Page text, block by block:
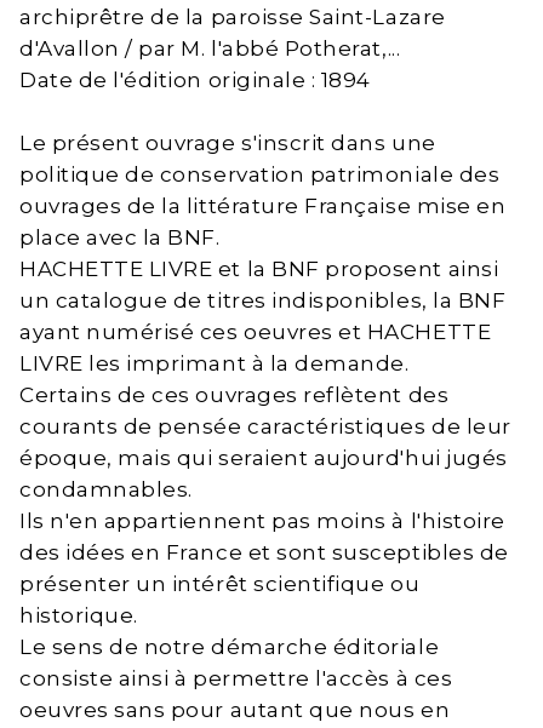
archiprêtre de la paroisse Saint-Lazare
d'Avallon / par M. l'abbé Potherat,...
Date de l'édition originale : 1894
Le présent ouvrage s'inscrit dans une
politique de conservation patrimoniale des
ouvrages de la littérature Française mise en
place avec la BNF.
HACHETTE LIVRE et la BNF proposent ainsi
un catalogue de titres indisponibles, la BNF
ayant numérisé ces oeuvres et HACHETTE
LIVRE les imprimant à la demande.
Certains de ces ouvrages reflètent des
courants de pensée caractéristiques de leur
époque, mais qui seraient aujourd'hui jugés
condamnables.
Ils n'en appartiennent pas moins à l'histoire
des idées en France et sont susceptibles de
présenter un intérêt scientifique ou
historique.
Le sens de notre démarche éditoriale
consiste ainsi à permettre l'accès à ces
oeuvres sans pour autant que nous en